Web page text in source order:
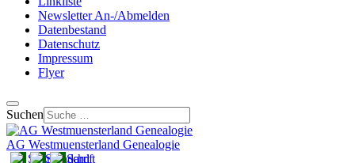
Newsletter An-/Abmelden
Datenbestand
Datenschutz
Impressum
Flyer
Suchen
AG Westmuensterland Genealogie